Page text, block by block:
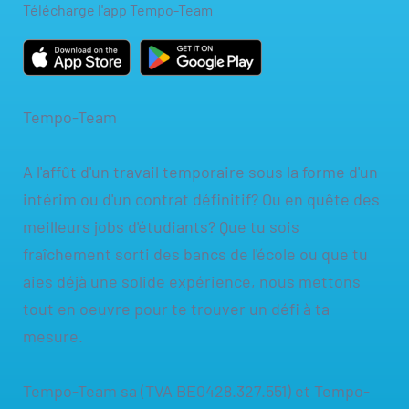
Télécharge l'app Tempo-Team
Tempo-Team
A l'affût d'un travail temporaire sous la forme d'un
intérim ou d'un contrat définitif? Ou en quête des
meilleurs jobs d'étudiants? Que tu sois
fraîchement sorti des bancs de l'école ou que tu
aies déjà une solide expérience, nous mettons
tout en oeuvre pour te trouver un défi à ta
mesure.
Tempo-Team sa (TVA BE0428.327.551) et Tempo-